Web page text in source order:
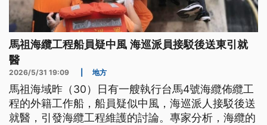
馬祖海纜工程船員疑中風 海巡派員接駁後送東引就
醫
2026/5/31 19:09 地方
馬祖海域昨（30）日有一艘執行台馬4號海纜佈纜工
程的外籍工作船，船員疑似中風，海巡派人接駁後送
就醫，引發海纜工程維護的討論。專家分析，海纜的